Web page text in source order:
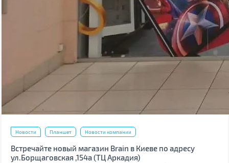
Новости Планшет Новости компании
Встречайте новый магазин Brain в Киеве по адресу
ул.Борщаговская ,154а (ТЦ Аркадия)